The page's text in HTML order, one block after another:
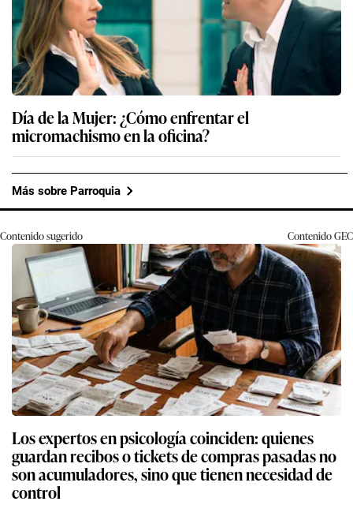
Día de la Mujer: ¿Cómo enfrentar el
micromachismo en la oficina?
Más sobre Parroquia
Contenido sugerido ContenidoGEC
Los expertos en psicología coinciden: quienes
guardan recibos o tickets de compras pasadas no
son acumuladores, sino que tienen necesidad de
control